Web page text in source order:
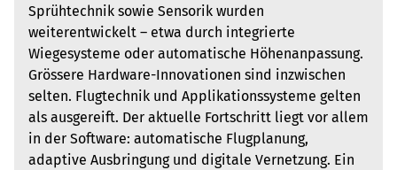
Sprühtechnik sowie Sensorik wurden
weiterentwickelt – etwa durch integrierte
Wiegesysteme oder automatische Höhenanpassung.
Grössere Hardware-Innovationen sind inzwischen
selten. Flugtechnik und Applikationssysteme gelten
als ausgereift. Der aktuelle Fortschritt liegt vor allem
in der Software: automatische Flugplanung,
adaptive Ausbringung und digitale Vernetzung. Ein